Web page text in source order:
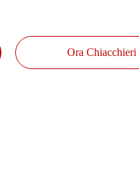
Ora Chiacchieri